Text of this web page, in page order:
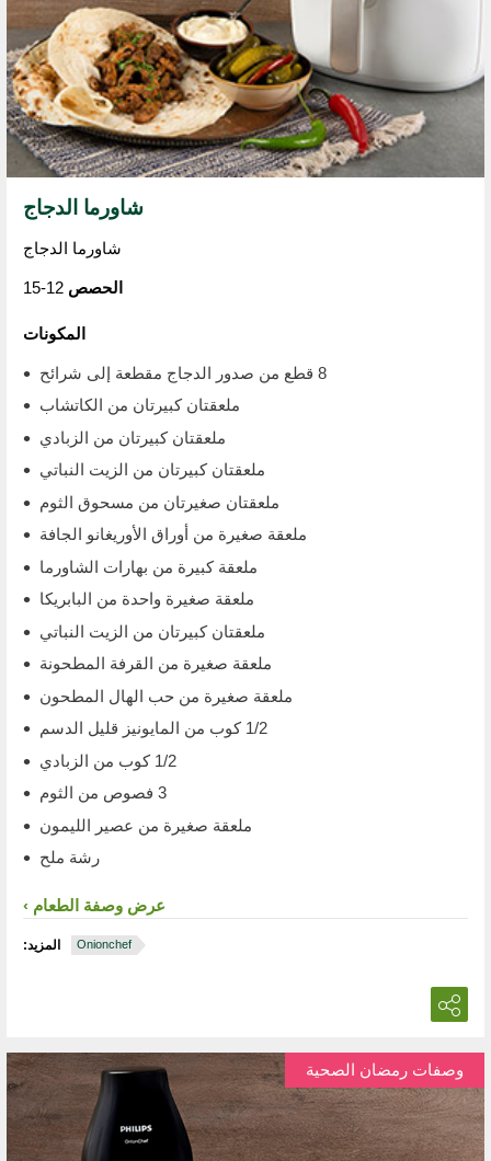
شاورما الدجاج
شاورما الدجاج
الحصص12-15
المكونات
ملعقتان كبيرتان من الكاتشاب
ملعقتان كبيرتان من الزبادي
ملعقتان كبيرتان من الزيت النباتي
ملعقتان صغيرتان من مسحوق الثوم
ملعقة صغيرة من أوراق الأوريغانو الجافة
ملعقة كبيرة من بهارات الشاورما
ملعقة صغيرة واحدة من البابريكا
ملعقتان كبيرتان من الزيت النباتي
ملعقة صغيرة من القرفة المطحونة
ملعقة صغيرة من حب الهال المطحون
1/2 كوب من المايونيز قليل الدسم
1/2 كوب من الزبادي
ملعقة صغيرة من عصير الليمون
رشة ملح
عرض وصفة الطعام
المزيد: Onionchef
وصفات رمضان الصحية